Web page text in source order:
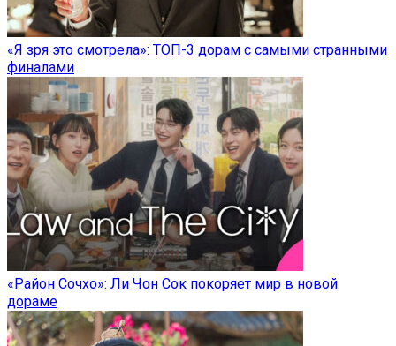
«Я зря это смотрела»: ТОП-3 дорам с самыми странными
финалами
«Район Сочхо»: Ли Чон Сок покоряет мир в новой
дораме